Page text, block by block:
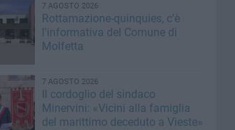
7 AGOSTO 2026
Rottamazione-quinquies, c'è
l'informativa del Comune di
Molfetta
7 AGOSTO 2026
Il cordoglio del sindaco
Minervini: «Vicini alla famiglia
del marittimo deceduto a Vieste»